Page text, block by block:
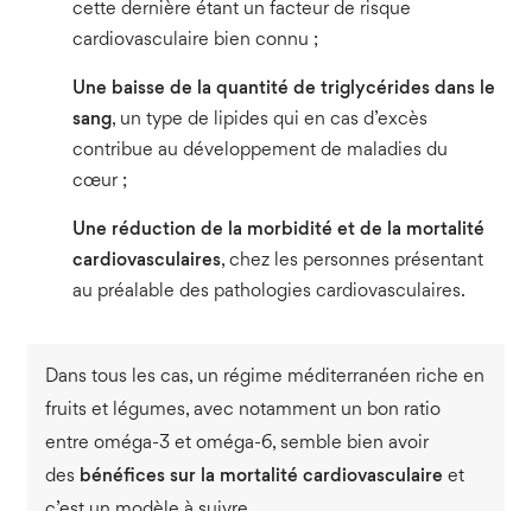
cette dernière étant un facteur de risque
cardiovasculaire bien connu ;
Une baisse de la quantité de triglycérides dans le
sang, un type de lipides qui en cas d’excès
contribue au développement de maladies du
cœur ;
Une réduction de la morbidité et de la mortalité
cardiovasculaires, chez les personnes présentant
au préalable des pathologies cardiovasculaires.
Dans tous les cas, un régime méditerranéen riche en
fruits et légumes, avec notamment un bon ratio
entre oméga-3 et oméga-6, semble bien avoir
des bénéfices sur la mortalité cardiovasculaire et